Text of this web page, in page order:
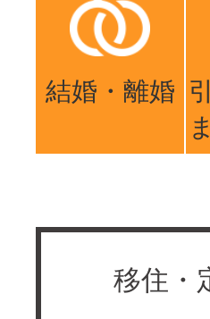
結婚・離婚
移住・